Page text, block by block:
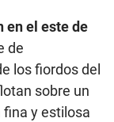
en el este de
de
los fiordos del
sobre un
fina y estilosa